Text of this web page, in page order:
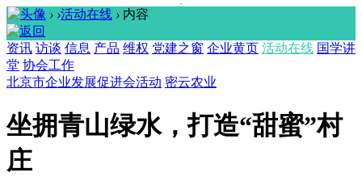
› ›活动在线 › 内容
资讯 访谈 信息 产品 维权 党建之窗 企业黄页 活动在线 国学讲
堂 协会工作
北京市企业发展促进会活动 密云农业
坐拥青山绿水，打造“甜蜜”村
庄